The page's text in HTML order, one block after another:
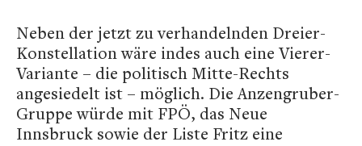
Neben der jetzt zu verhandelnden Dreier-
Konstellation wäre indes auch eine Vierer-
Variante – die politisch Mitte-Rechts
angesiedelt ist – möglich. Die Anzengruber-
Gruppe würde mit FPÖ, das Neue
Innsbruck sowie der Liste Fritz eine